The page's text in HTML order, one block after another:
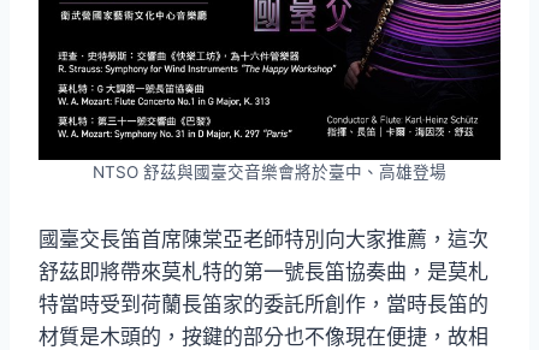
NTSO 舒茲與國臺交音樂會將於臺中、高雄登場
國臺交長笛首席陳棠亞老師特別向大家推薦，這次
舒茲即將帶來莫札特的第一號長笛協奏曲，是莫札
特當時受到荷蘭長笛家的委託所創作，當時長笛的
材質是木頭的，按鍵的部分也不像現在便捷，故相